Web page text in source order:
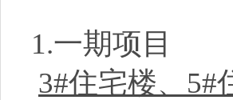
1.一期项目
3#住宅楼、5#